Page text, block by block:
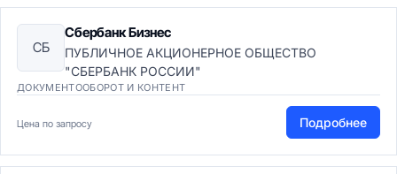
СБ
Сбербанк Бизнес
ПУБЛИЧНОЕ АКЦИОНЕРНОЕ ОБЩЕСТВО
"СБЕРБАНК РОССИИ"
ДОКУМЕНТООБОРОТ И КОНТЕНТ
Цена по запросу Подробнее